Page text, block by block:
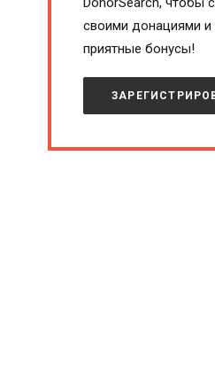
своими донациями и
приятные бонусы!